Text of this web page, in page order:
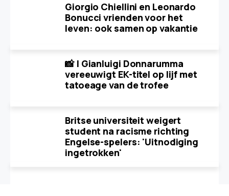
Giorgio Chiellini en Leonardo
Bonucci vrienden voor het
leven: ook samen op vakantie
📸 | Gianluigi Donnarumma
vereeuwigt EK-titel op lijf met
tatoeage van de trofee
Britse universiteit weigert
student na racisme richting
Engelse-spelers: 'Uitnodiging
ingetrokken'